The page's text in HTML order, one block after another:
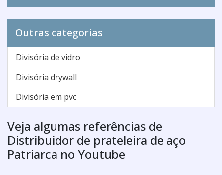
Outras categorias
Divisória de vidro
Divisória drywall
Divisória em pvc
Veja algumas referências de
Distribuidor de prateleira de aço
Patriarca no Youtube